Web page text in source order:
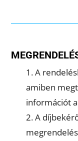
1. A
amiben
információt
2. A